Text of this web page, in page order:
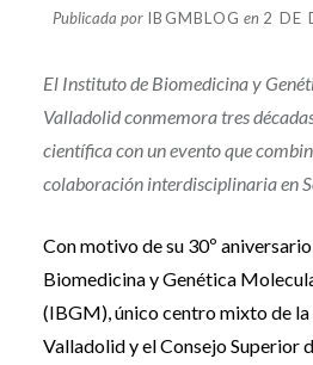
Publicada por IBGMBLOG en 2 DE
El Instituto de Biomedicina y
Valladolid conmemora tres
científica con un evento que
colaboración interdisciplinaria en
Con motivo de su 30º
Biomedicina y Genética
(IBGM), único centro mixto de
Valladolid y el Consejo Superior